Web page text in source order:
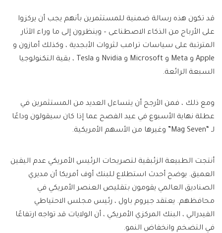
قد تكون هذه رسالة ضمنية للمستثمرين بأنهم يجب أن يركزوا
على الأرباح من الذكاء الاصطناعى – وينظرون إلى ما وراء الآثار
المترتبة على سياسات ترامب لثروات الأبجدية ، وكذلك أمازون و
Apple و Meta و Microsoft و Nvidia و Tesla ، بقية التكنولوجيا
السبعة الرائعة.
ومع ذلك ، فمن الأرجح أن يتساءل العديد من المستثمرين في
عطلة نهاية الأسبوع في عيد الفصح عما إذا كان سيقولون وداعًا
لـ “Mag Seven” وغيرها من الأسهم الأمريكية.
أنتجت الطبيعة الزئبقية لتصريحات الرئيس الأمريكي عدم اليقين
العميق. يوضح أحدث استطلاع للبنك أوف أمريكا أن مديري
الصناديق العالمي يقومون بتقليص العنصر الأمريكي في
محافظهم. يعتقد جيروم باول ، رئيس مجلس الاحتياطي
الفيدرالي ، البنك المركزي الأمريكي ، أن الولايات قد تواجه ارتفاعًا
في التضخم وانخفاض النمو.